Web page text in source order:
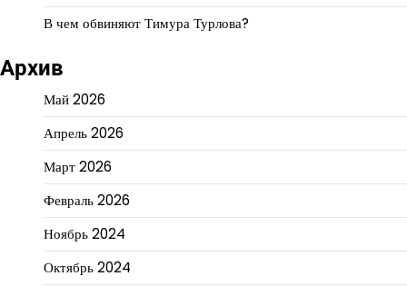
В чем обвиняют Тимура Турлова?
Архив
Май 2026
Апрель 2026
Март 2026
Февраль 2026
Ноябрь 2024
Октябрь 2024